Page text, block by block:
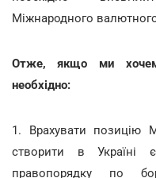
Міжнародного
Отже, якщо ми
необхідно:
1. Врахувати позицію
створити в Україні
правопорядку по